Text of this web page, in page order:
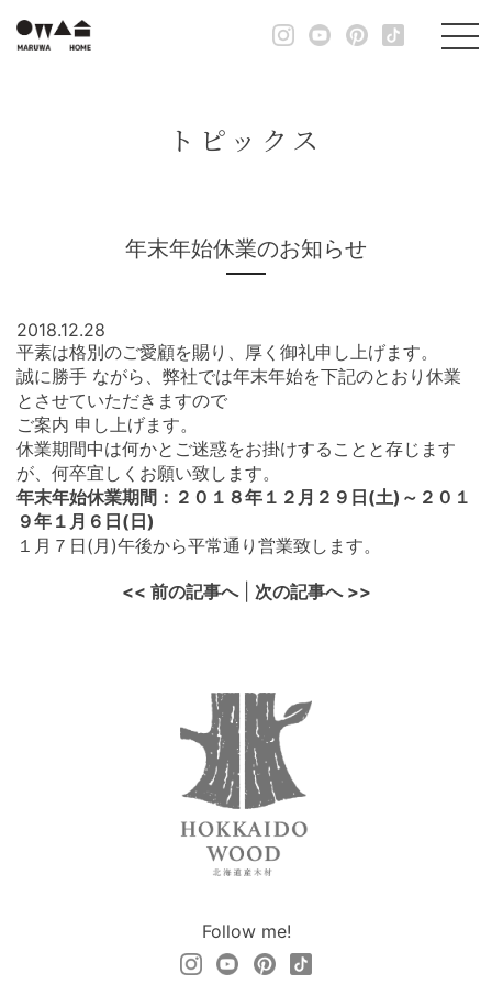
トピックス
年末年始休業のお知らせ
2018.12.28
平素は格別のご愛顧を賜り、厚く御礼申し上げます。
誠に勝手 ながら、弊社では年末年始を下記のとおり休業
とさせていただきますので
ご案内 申し上げます。
休業期間中は何かとご迷惑をお掛けすることと存じます
が、何卒宜しくお願い致します。
年末年始休業期間：２０１８年１２月２９日(土)～２０１
９年１月６日(日)
１月７日(月)午後から平常通り営業致します。
<< 前の記事へ| 次の記事へ >>
Follow me!